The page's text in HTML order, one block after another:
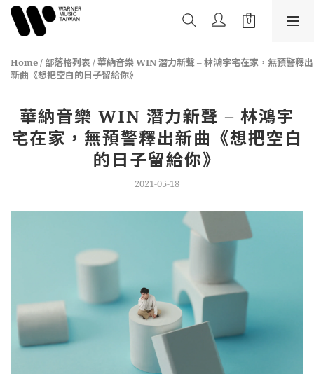
Home/ 部落格列表 /華納音樂 WIN 潛力新聲 – 林鴻宇宅在家，無預警釋出
新曲《想把空白的日子留給你》
華納音樂 WIN 潛力新聲 – 林鴻宇
宅在家，無預警釋出新曲《想把空白
的日子留給你》
2021-05-18